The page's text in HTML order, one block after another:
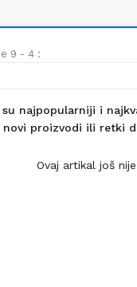
9 - 4 :
najpopularniji i
novi proizvodi ili retki
Ovaj artikal još